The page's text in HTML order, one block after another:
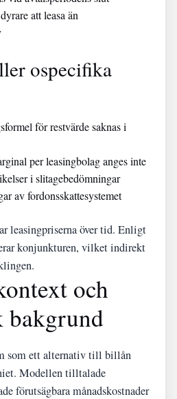
att leasa än
ospecifika
för restvärde saknas i
per leasingbolag anges inte
i slitagebedömningar
av fordonsskattesystemet
leasingpriserna över tid. Enligt
konjunkturen, vilket indirekt
och
bakgrund
som ett alternativ till billån
Modellen tilltalade
förutsägbara månadskostnader